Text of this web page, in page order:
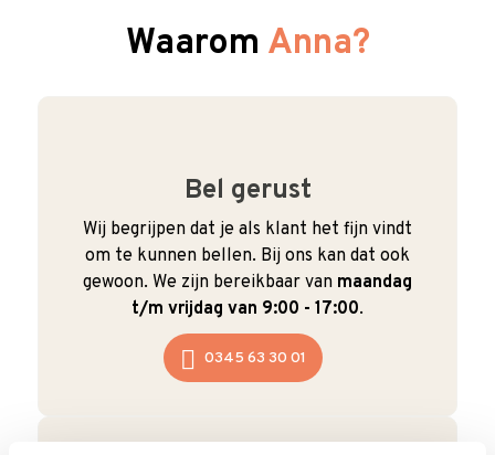
Waarom Anna?
Bel gerust
Wij begrijpen dat je als klant het fijn vindt
om te kunnen bellen. Bij ons kan dat ook
gewoon. We zijn bereikbaar van maandag
t/m vrijdag van 9:00 - 17:00.
0345 63 30 01